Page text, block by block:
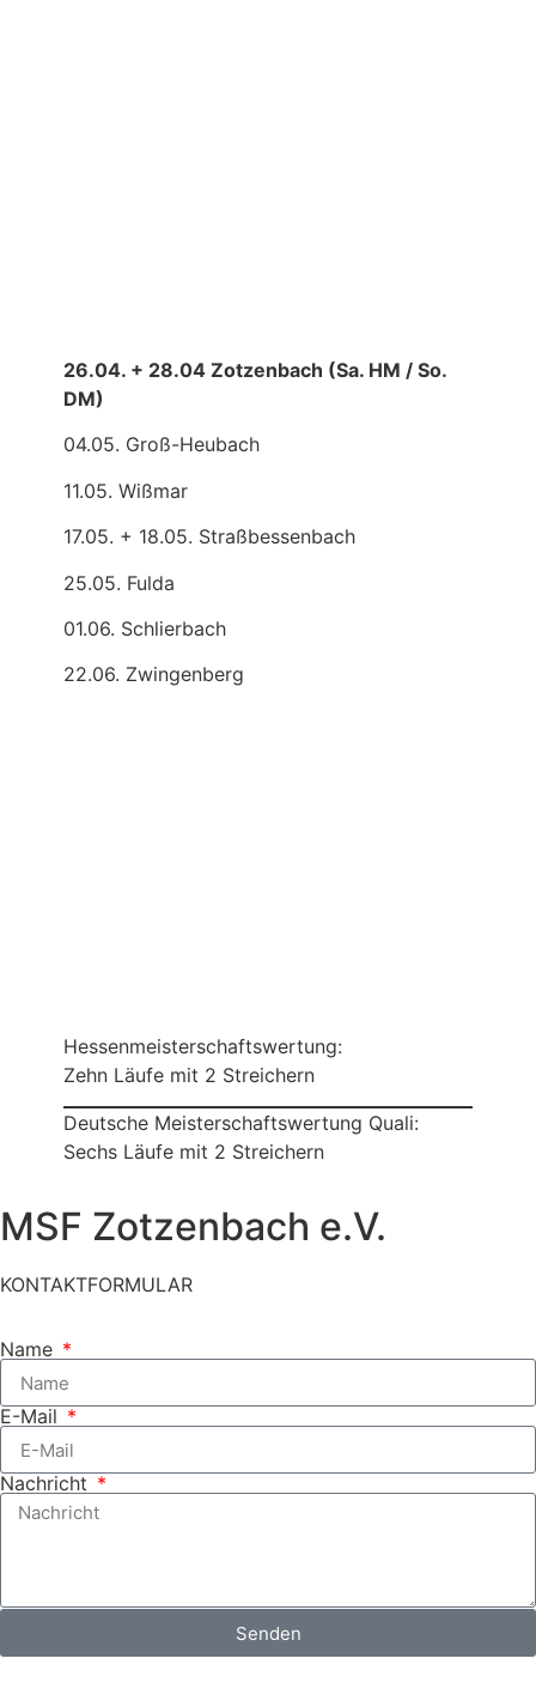
26.04. + 28.04 Zotzenbach (Sa. HM / So.
DM)
04.05. Groß-Heubach
11.05. Wißmar
17.05. + 18.05. Straßbessenbach
25.05. Fulda
01.06. Schlierbach
22.06. Zwingenberg
Hessenmeisterschaftswertung:
Zehn Läufe mit 2 Streichern
Deutsche Meisterschaftswertung Quali:
Sechs Läufe mit 2 Streichern
MSF Zotzenbach e.V.
KONTAKTFORMULAR
Name
E-Mail
Nachricht
Senden